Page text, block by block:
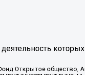
Открытое общество,